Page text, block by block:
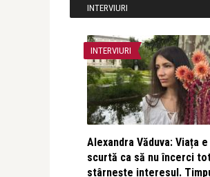
INTERVIURI
INTERVIURI
Alexandra Văduva: Viața
scurtă ca să nu încerci
stârnește interesul.